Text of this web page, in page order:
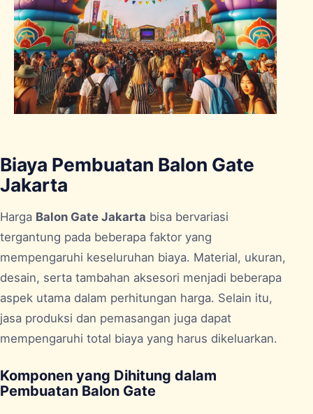
Biaya Pembuatan Balon Gate
Jakarta
Harga Balon Gate Jakarta bisa bervariasi
tergantung pada beberapa faktor yang
mempengaruhi keseluruhan biaya. Material, ukuran,
desain, serta tambahan aksesori menjadi beberapa
aspek utama dalam perhitungan harga. Selain itu,
jasa produksi dan pemasangan juga dapat
mempengaruhi total biaya yang harus dikeluarkan.
Komponen yang Dihitung dalam
Pembuatan Balon Gate